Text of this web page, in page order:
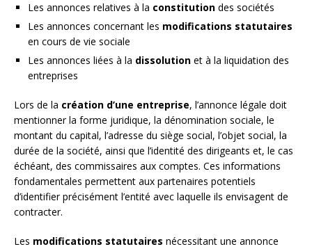
Les annonces relatives à la constitution des sociétés
Les annonces concernant les modifications statutaires
en cours de vie sociale
Les annonces liées à la dissolution et à la liquidation des
entreprises
Lors de la création d’une entreprise, l’annonce légale doit
mentionner la forme juridique, la dénomination sociale, le
montant du capital, l’adresse du siège social, l’objet social, la
durée de la société, ainsi que l’identité des dirigeants et, le cas
échéant, des commissaires aux comptes. Ces informations
fondamentales permettent aux partenaires potentiels
d’identifier précisément l’entité avec laquelle ils envisagent de
contracter.
Les modifications statutaires nécessitant une annonce